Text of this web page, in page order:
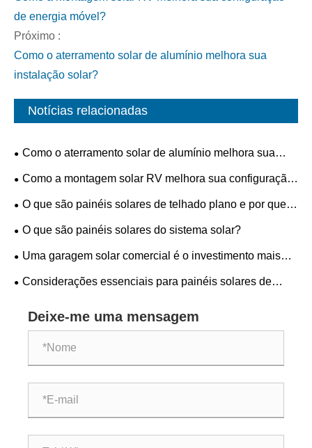
de energia móvel?
Próximo :
Como o aterramento solar de alumínio melhora sua
instalação solar?
Notícias relacionadas
Como o aterramento solar de alumínio melhora sua
instalação solar?
Como a montagem solar RV melhora sua configuração
de energia móvel?
O que são painéis solares de telhado plano e por que
são ideais para edifícios modernos?
O que são painéis solares do sistema solar?
Uma garagem solar comercial é o investimento mais
inteligente que sua empresa pode fazer hoje
Considerações essenciais para painéis solares de
Deixe-me uma mensagem